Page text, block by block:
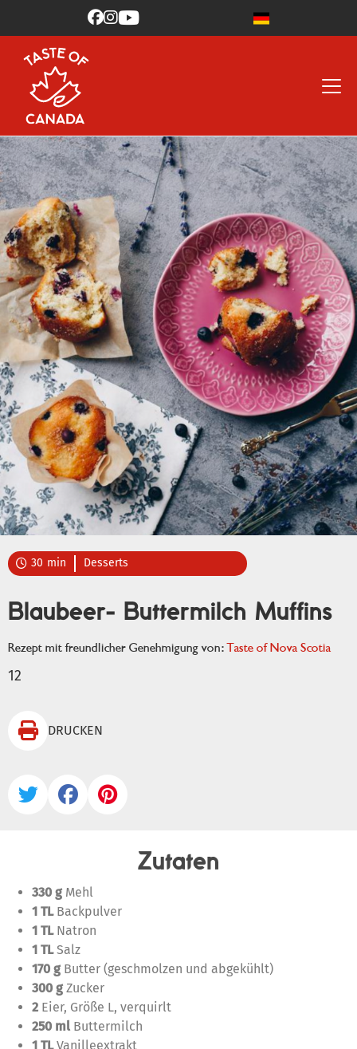

 30 min Desserts
Blaubeer- Buttermilch Muffins
Rezept mit freundlicher Genehmigung von:Taste of Nova Scotia
12
 DRUCKEN
  
Zutaten
330 g Mehl
1 TLBackpulver
1 TLNatron
1 TLSalz
170 g Butter (geschmolzen und abgekühlt)
300 g Zucker
2 Eier, Größe L, verquirlt
250 ml Buttermilch
1 TLVanilleextrakt